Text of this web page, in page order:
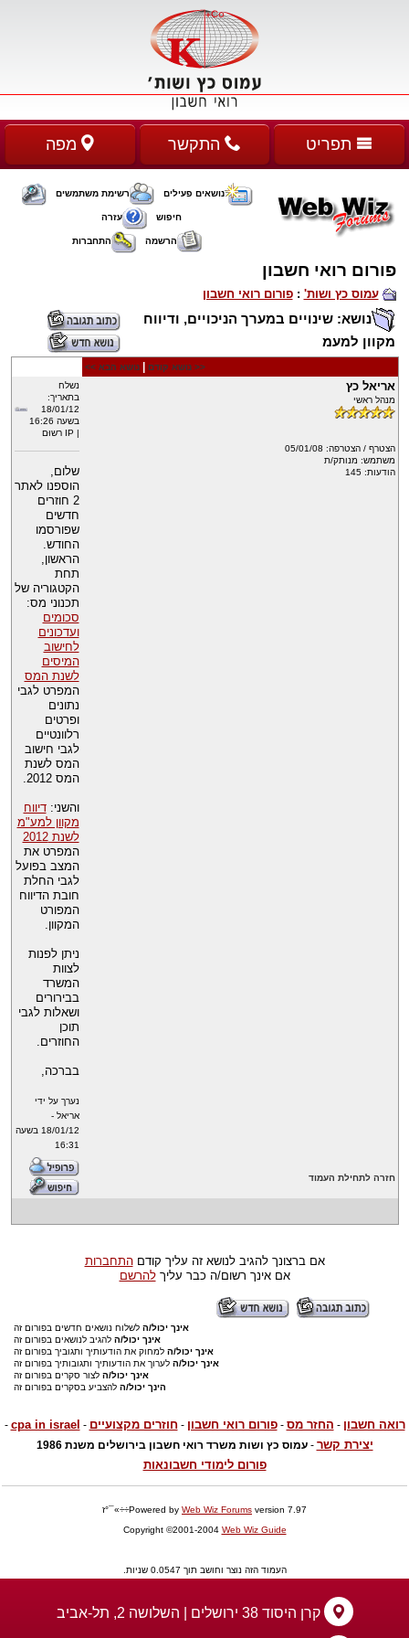
תפריט התקשר מפה
נושאים פעילים רשימת משתמשים
חיפוש עזרה
הרשמה התחברות
פורום רואי חשבון
עמוס כץ ושות' :פורום רואי חשבון
נושא: שינויים במערך הניכויים, ודיווח
מקוון למעמ
<< נושא קודם |נושא הבא >>
אריאל כץ
מנהל ראשי
הצטרף / הצטרפה: 05/01/08
משתמש: מנותק/ת
הודעות: 145
נשלח
בתאריך:
18/01/12
בשעה 16:26
| IP רשוּם
שלום,
הוספנו לאתר
2 חוזרים
חדשים
שפורסמו
החודש.
הראשון,
תחת
הקטגוריה של
תכנוני מס:
סכומים
ועדכונים
לחישוב
המיסים
לשנת המס
המפרט לגבי
נתונים
ופרטים
רלוונטיים
לגבי חישוב
המס לשנת
המס 2012.
והשני:דיווח
מקוון למע"מ
לשנת 2012
המפרט את
המצב בפועל
לגבי החלת
חובת הדיווח
המפורט
המקוון.
ניתן לפנות
לצוות
המשרד
בבירורים
ושאלות לגבי
תוכן
החוזרים.
בברכה,
נערך על ידי
אריאל -
18/01/12 בשעה
16:31
חזרה לתחילת העמוד
אם ברצונך להגיב לנושא זה עליך קודםהתחברות
אם אינך רשום/ה כבר עליךלהרשם
אינך יכול/ה לשלוח נושאים חדשים בפורום זה
אינך יכול/ה להגיב לנושאים בפורום זה
אינך יכול/ה למחוק את הודעותיך ותגוביך בפורום זה
אינך יכול/ה לערוך את הודעותיך ותגובותיך בפורום זה
אינך יכול/ה לצור סקרים בפורום זה
הינך יכול/ה להצביע בסקרים בפורום זה
רואה חשבון - החזר מס -פורום רואי חשבון - חוזרים מקצועיים -
cpa in israel
-
יצירת קשר -עמוס כץ ושות משרד רואי חשבון בירושלים משנת 1986
פורום לימודי חשבונאות
Powered by Web Wiz Forums version 7.97÷÷»¯°ז
Copyright ©2001-2004 Web Wiz Guide
העמוד הזה נוצר וחושב תוך 0.0547 שניות.
קרן היסוד 38 ירושלים | השלושה 2, תל-אביב